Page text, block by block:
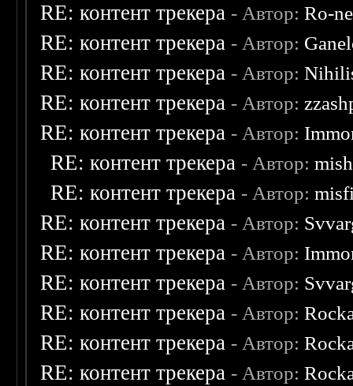
RE: контент трекера - Автор:Ro-
RE: контент трекера - Автор:
RE: контент трекера - Автор:
RE: контент трекера - Автор:
RE: контент трекера - Автор:
RE: контент трекера - Автор:
RE: контент трекера - Автор:
RE: контент трекера - Автор:
RE: контент трекера - Автор:
RE: контент трекера - Автор:
RE: контент трекера - Автор:
RE: контент трекера - Автор:
RE: контент трекера - Автор: